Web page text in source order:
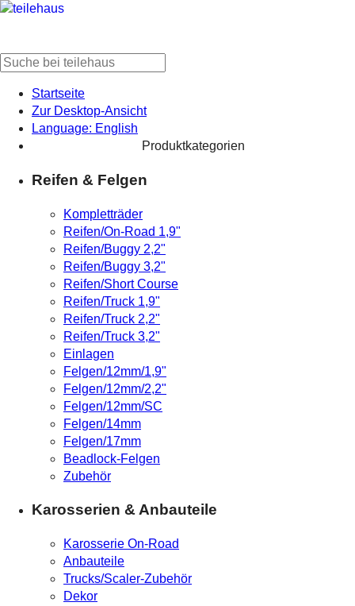
Startseite
Zur Desktop-Ansicht
Language: English
Produktkategorien
Reifen & Felgen
Kompletträder
Reifen/On-Road 1,9"
Reifen/Buggy 2,2"
Reifen/Buggy 3,2"
Reifen/Short Course
Reifen/Truck 1,9"
Reifen/Truck 2,2"
Reifen/Truck 3,2"
Einlagen
Felgen/12mm/1,9"
Felgen/12mm/2,2"
Felgen/12mm/SC
Felgen/14mm
Felgen/17mm
Beadlock-Felgen
Zubehör
Karosserien & Anbauteile
Karosserie On-Road
Anbauteile
Trucks/Scaler-Zubehör
Dekor